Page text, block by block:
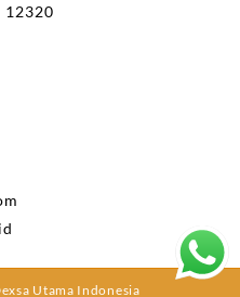
12320
Utama Indonesia